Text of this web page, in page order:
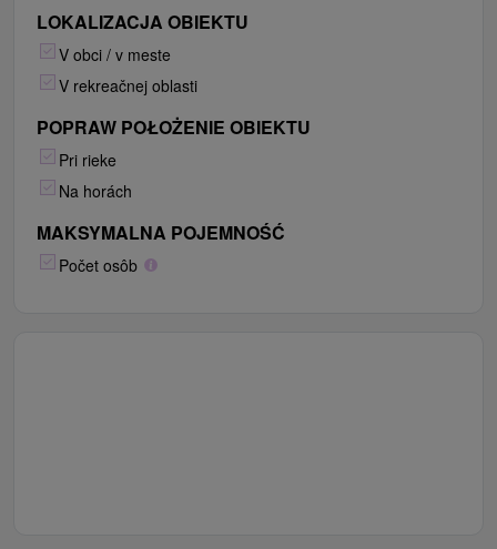
LOKALIZACJA OBIEKTU
V obci / v meste
V rekreačnej oblasti
POPRAW POŁOŻENIE OBIEKTU
Pri rieke
Na horách
MAKSYMALNA POJEMNOŚĆ
Počet osôb